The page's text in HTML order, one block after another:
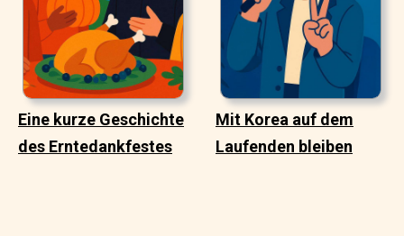
Eine kurze Geschichte
des Erntedankfestes
Mit Korea auf dem
Laufenden bleiben